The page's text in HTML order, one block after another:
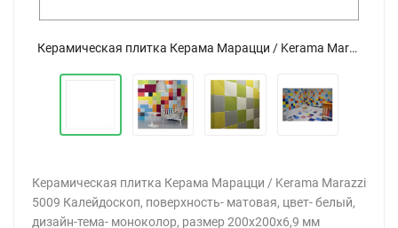
Керамическая плитка Керама Марацци / Kerama Marazzi 5009 Калейдоскоп белый матовый 20x20
Керамическая плитка Керама Марацци / Kerama Marazzi
5009 Калейдоскоп, поверхность- матовая, цвет- белый,
дизайн-тема- моноколор, размер 200x200x6,9 мм